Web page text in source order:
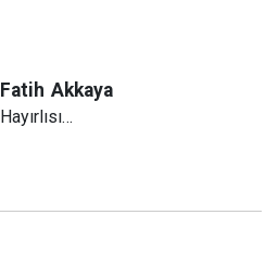
Fatih Akkaya
Hayırlısı…